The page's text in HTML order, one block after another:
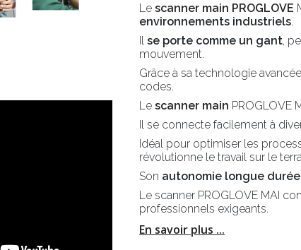
Le scanner main PROGLOVE
environnements industriels.
Il se porte comme un gant,
mouvement.
Grâce à sa technologie
codes.
Le scanner main PROGLOVE
Il se connecte facilement à
Idéal pour optimiser les
révolutionne le travail sur le
Son autonomie longue durée
Le scanner PROGLOVE MAI
professionnels exigeants.
En savoir plus ...